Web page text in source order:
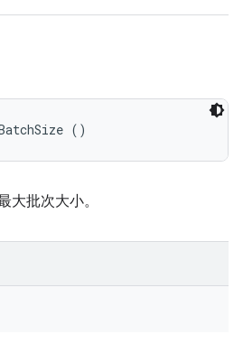
()
大批次大小。